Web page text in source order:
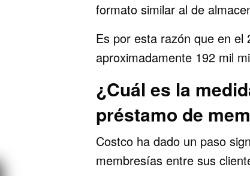
formato similar al de
Es por esta razón que en el
aproximadamente 192 mil
¿Cuál es la
préstamo de
Costco ha dado un paso
membresías entre sus